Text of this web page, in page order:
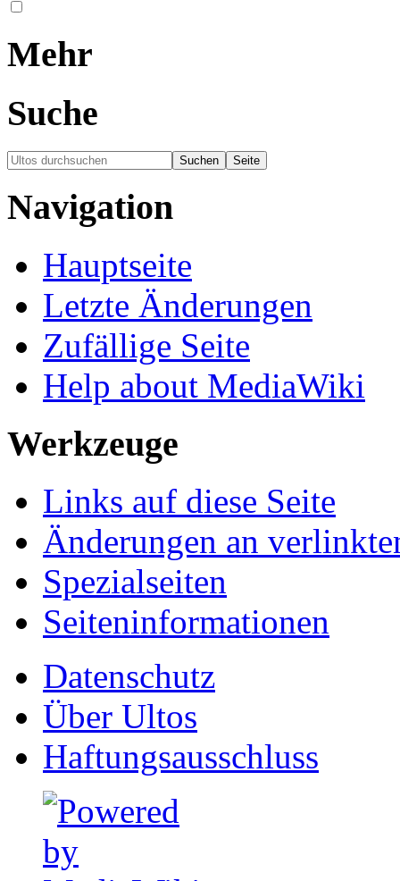
Mehr
Suche
Navigation
Hauptseite
Letzte Änderungen
Zufällige Seite
Help about MediaWiki
Werkzeuge
Links auf diese Seite
Änderungen an
Spezialseiten
Seiten­informationen
Datenschutz
Über Ultos
Haftungsausschluss